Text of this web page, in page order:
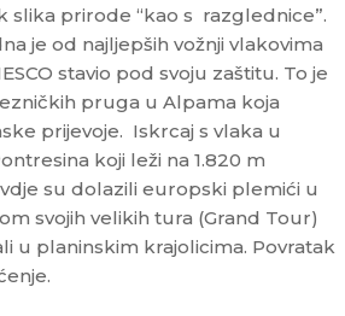
slika prirode “kao s razglednice”.
je od najljepših vožnji vlakovima
stavio pod svoju zaštitu. To je
pruga u Alpama koja
prijevoje. Iskrcaj s vlaka u
koji leži na 1.820 m
su dolazili europski plemići u
svojih velikih tura (Grand Tour)
u planinskim krajolicima. Povratak